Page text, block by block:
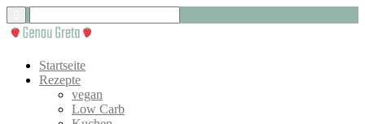
Startseite
Rezepte
vegan
Low Carb